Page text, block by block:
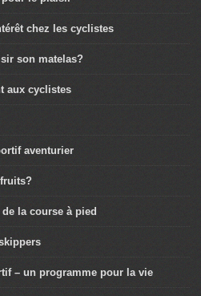
chez les cyclistes
son matelas?
aux cyclistes
aventurier
la course à pied
– un programme pour la vie